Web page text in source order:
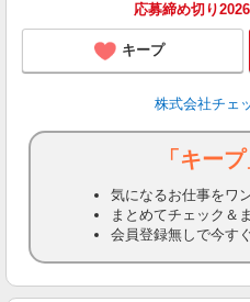
応募締め切り
キープ
株式会社チェ
「キー
気になるお仕事をワ
まとめてチェック＆
会員登録無しで今す